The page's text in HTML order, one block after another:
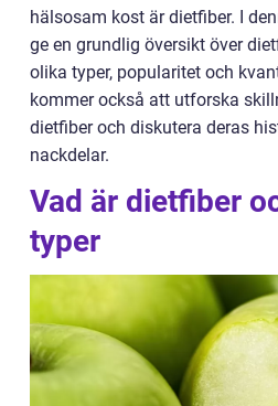
hälsosam kost är dietfiber. I
ge en grundlig översikt över
olika typer, popularitet och
kommer också att utforska
dietfiber och diskutera deras
nackdelar.
Vad är dietfiber
typer